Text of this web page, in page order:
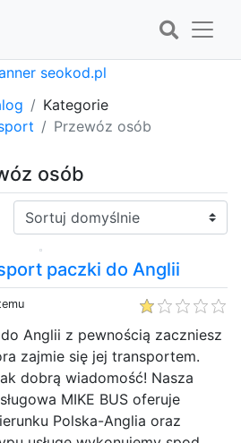
Kategorie
Przewóz osób
osób
Sortuj:
paczki do Anglii
Anglii z pewnością zaczniesz
zajmie się jej transportem.
dobrą wiadomość! Nasza
MIKE BUS oferuje
Polska-Anglia oraz